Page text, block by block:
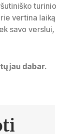
turinio
vertina laiką
savo verslui,
jau dabar.